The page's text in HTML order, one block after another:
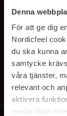
Denna
För att ge dig
Nordicfeel
du ska kunna
samtycke
våra tjänster,
relevant och
aktivera
media (kan
Genom att
Avprenumerera